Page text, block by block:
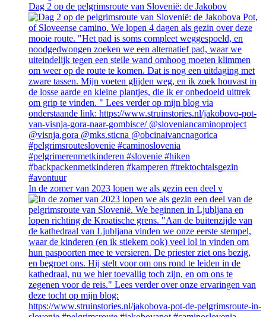
Dag 2 op de pelgrimsroute van Slovenië: de Jakobov
In de zomer van 2023 lopen we als gezin een deel v